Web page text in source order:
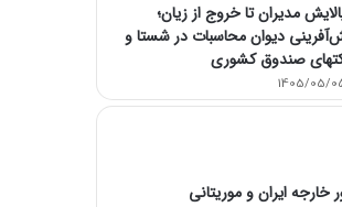
مدیران تا خروج از زیان؛
دیوان محاسبات در شستا و
صندوق کشوری
1405/05/
خارجه ایران و موریتانی